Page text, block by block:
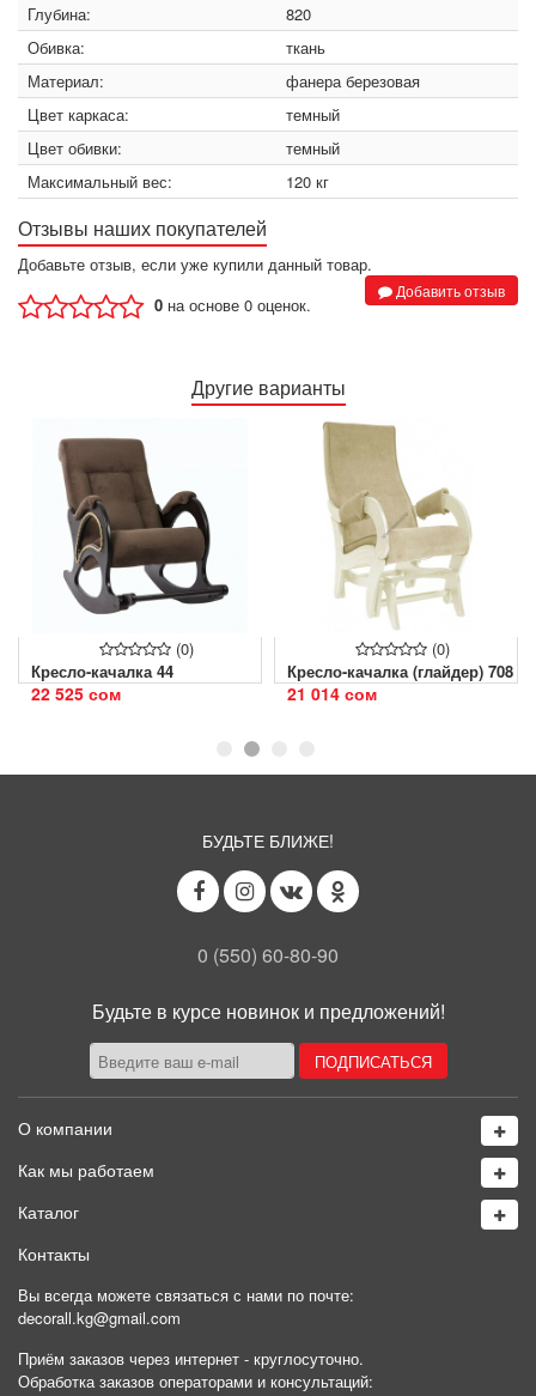
Глубина:
820
Обивка:
ткань
Материал:
фанера березовая
Цвет каркаса:
темный
Цвет обивки:
темный
Максимальный вес:
120 кг
Отзывы наших покупателей
Добавьте отзыв, если уже купили данный товар.
Добавить отзыв
0 на основе 0 оценок.
Другие варианты
(0)
Кресло-качалка 44
22 525 сом
(0)
Кресло-качалка (глайдер) 708
21 014 сом
БУДЬТЕ БЛИЖЕ!
0 (550) 60-80-90
Будьте в курсе новинок и предложений!
О компании
Как мы работаем
Каталог
Контакты
Вы всегда можете связаться с нами по почте:
decorall.kg@gmail.com
Приём заказов через интернет - круглосуточно.
Обработка заказов операторами и консультаций: